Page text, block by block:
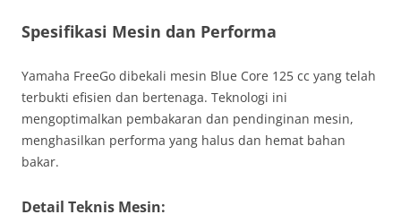
Spesifikasi Mesin dan Performa
Yamaha FreeGo dibekali mesin Blue Core 125 cc yang telah
terbukti efisien dan bertenaga. Teknologi ini
mengoptimalkan pembakaran dan pendinginan mesin,
menghasilkan performa yang halus dan hemat bahan
bakar.
Detail Teknis Mesin: